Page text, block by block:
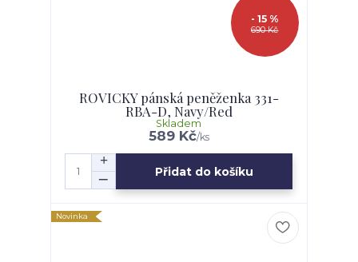
690 Kč
- 15 %
ROVICKY pánská peněženka 331-
RBA-D, Navy/Red
589 Kč/ks
Skladem
Přidat do košíku
Novinka